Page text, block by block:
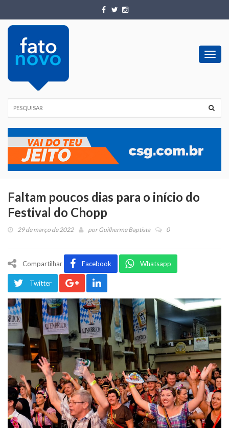
Faltam poucos dias para o início do
Festival do Chopp
29 de março de 2022 porGuilherme Baptista 0
Compartilhar Facebook Whatsapp
Twitter